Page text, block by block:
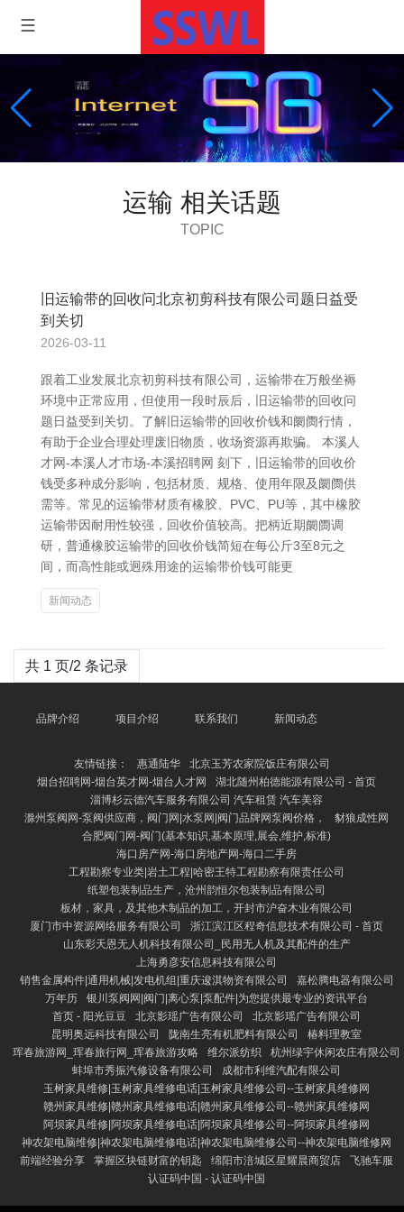
运输 相关话题
TOPIC
旧运输带的回收问北京初剪科技有限公司题日益受
到关切
2026-03-11
跟着工业发展北京初剪科技有限公司，运输带在万般坐褥
环境中正常应用，但使用一段时辰后，旧运输带的回收问
题日益受到关切。了解旧运输带的回收价钱和阛阓行情，
有助于企业合理处理废旧物质，收场资源再欺骗。 本溪人
才网-本溪人才市场-本溪招聘网 刻下，旧运输带的回收价
钱受多种成分影响，包括材质、规格、使用年限及阛阓供
需等。常见的运输带材质有橡胶、PVC、PU等，其中橡胶
运输带因耐用性较强，回收价值较高。把柄近期阛阓调
研，普通橡胶运输带的回收价钱简短在每公斤3至8元之
间，而高性能或迥殊用途的运输带价钱可能更
新闻动态
共 1 页/2 条记录
品牌介绍 项目介绍 联系我们 新闻动态
友情链接： 惠通陆华
北京玉芳农家院饭庄有限公司
烟台招聘网-烟台英才网-烟台人才网
湖北随州柏德能源有限公司 - 首页
淄博杉云德汽车服务有限公司 汽车租赁 汽车美容
滁州泵阀网-泵阀供应商，阀门网|水泵网|阀门品牌网泵阀价格，
豺狼成性网
合肥阀门网-阀门(基本知识,基本原理,展会,维护,标准)
海口房产网-海口房地产网-海口二手房
工程勘察专业类|岩土工程|哈密王特工程勘察有限责任公司
纸塑包装制品生产，沧州韵恒尔包装制品有限公司
板材，家具，及其他木制品的加工，开封市沪奋木业有限公司
厦门市中资源网络服务有限公司
浙江滨江区程奇信息技术有限公司 - 首页
山东彩天恩无人机科技有限公司_民用无人机及其配件的生产
上海勇彦安信息科技有限公司
销售金属构件|通用机械|发电机组|重庆逡淇物资有限公司
嘉松腾电器有限公司
万年历
银川泵阀网|阀门|离心泵|泵配件|为您提供最专业的资讯平台
首页 - 阳光豆豆
北京影瑶广告有限公司
北京影瑶广告有限公司
昆明奥远科技有限公司
陇南生亮有机肥料有限公司
椿料理教室
珲春旅游网_珲春旅行网_珲春旅游攻略
维尔派纺织
杭州绿宇休闲农庄有限公司
蚌埠市秀振汽修设备有限公司
成都市利维汽配有限公司
玉树家具维修|玉树家具维修电话|玉树家具维修公司--玉树家具维修网
赣州家具维修|赣州家具维修电话|赣州家具维修公司--赣州家具维修网
阿坝家具维修|阿坝家具维修电话|阿坝家具维修公司--阿坝家具维修网
神农架电脑维修|神农架电脑维修电话|神农架电脑维修公司--神农架电脑维修网
前端经验分享
掌握区块链财富的钥匙 绵阳市涪城区星耀晨商贸店
飞驰车服
认证码中国 - 认证码中国